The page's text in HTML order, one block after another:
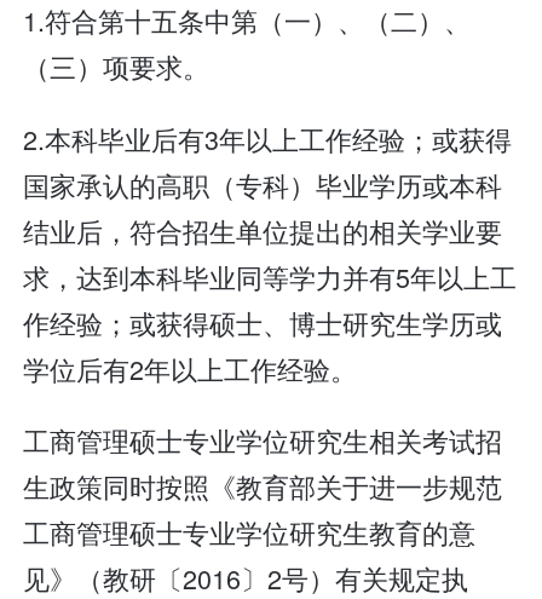
1.符合第十五条中第（一）、（二）、
（三）项要求。
2.本科毕业后有3年以上工作经验；或获得
国家承认的高职（专科）毕业学历或本科
结业后，符合招生单位提出的相关学业要
求，达到本科毕业同等学力并有5年以上工
作经验；或获得硕士、博士研究生学历或
学位后有2年以上工作经验。
工商管理硕士专业学位研究生相关考试招
生政策同时按照《教育部关于进一步规范
工商管理硕士专业学位研究生教育的意
见》（教研〔2016〕2号）有关规定执